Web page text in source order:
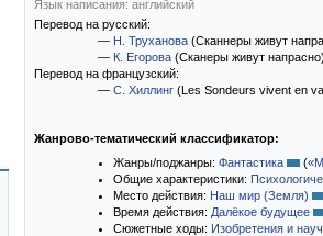
Язык написания: английский
Перевод на русский:
— Н. Труханова (Сканнеры живут
— К. Егорова (Сканеры живут напрасно)
Перевод на французский:
— С. Хиллинг (Les Sondeurs vivent en
Жанрово-тематический классификатор:
Жанры/поджанры: Фантастика (
Общие характеристики:
Место действия: Наш мир (Земля)
Время действия: Далёкое будущее
Сюжетные ходы: Изобретения и